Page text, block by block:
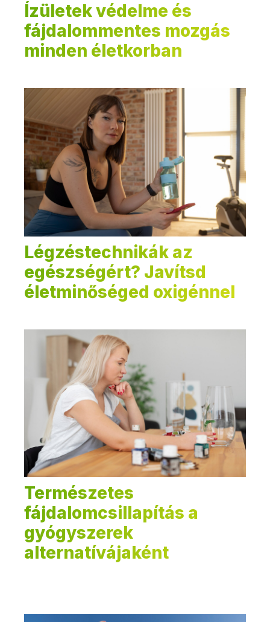
Ízületek védelme és
fájdalommentes mozgás
minden életkorban
Légzéstechnikák az
egészségért? Javítsd
életminőséged oxigénnel
Természetes
fájdalomcsillapítás a
gyógyszerek
alternatívájaként